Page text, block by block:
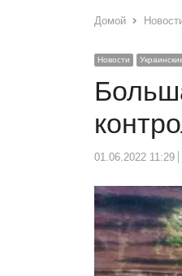
Домой
Новости
01.06.2022 11:29